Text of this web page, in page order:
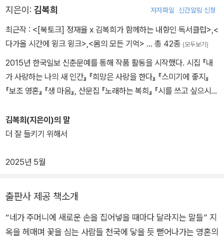
지은이: 김복희 저자파일 신간알림 신청
최근작 : <[북토크] 정재율 x 김복희가 함께하는 내향인 독서클럽> <
다가올 시간에 윙크 윙크> <몸의 모든 기억> … 총 42종 (모두보기)
2015년 한국일보 신춘문예를 통해 작품 활동을 시작했다. 시집 『내
가 사랑하는 나의 새 인간』 『희망은 사랑을 한다』 『스미기에 좋지』
『보조 영혼』 『생 마음』, 산문집 『노래하는 복희』 『시를 쓰고 싶으시다
김복희(지은이)의 말
더 잘 들키기 위해서
2025년 5월
출판사 제공 책소개
“네가 주머니에 새로운 손을 집어넣을 때마다 달라지는 말들” 지
옥을 헤매며 꽃을 심는 사람들 천국에 닿을 듯 뻗어나가는 영혼의